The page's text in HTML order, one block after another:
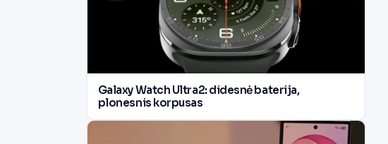
Galaxy Watch Ultra2: didesnė baterija,
plonesnis korpusas